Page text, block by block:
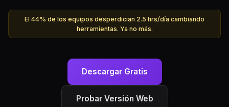
El 44% de los equipos desperdician 2.5 hrs/día cambiando
herramientas. Ya no más.
Descargar Gratis
Probar Versión Web